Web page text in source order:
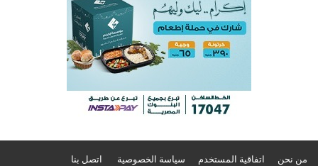
من نحن اتفاقية المستخدم سياسة الخصوصية اتصل بنا